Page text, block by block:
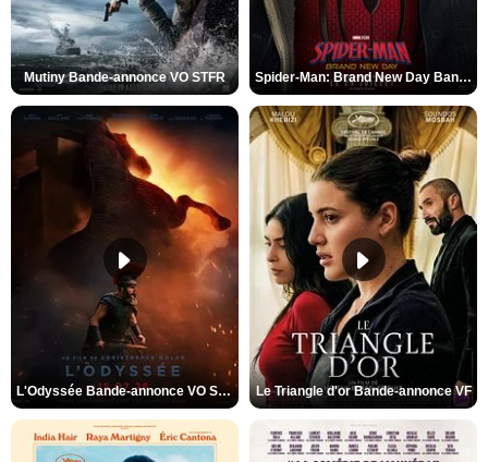
Mutiny Bande-annonce VO STFR Spider-Man: Brand New Day Bande-annonce VO STFR
L'Odyssée Bande-annonce VO STFR Le Triangle d'or Bande-annonce VF